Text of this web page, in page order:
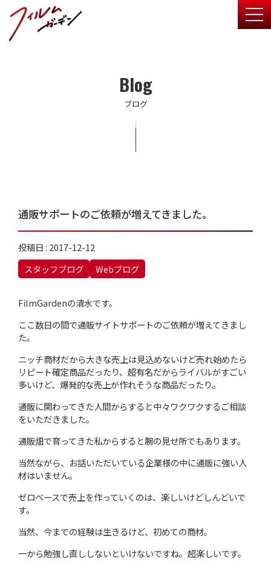
Blog
ブログ
通販サポートのご依頼が増えてきました。
投稿日 : 2017-12-12
スタッフブログ
Webブログ
FilmGardenの清水です。
ここ数日の間で通販サイトサポートのご依頼が増えてきまし
た。
ニッチ商材だから大きな売上は見込めないけど売れ始めたら
リピート確定商品だったり、超有名だからライバルがすごい
多いけど、爆発的な売上が作れそうな商品だったり。
通販に関わってきた人間からすると中々ワクワクするご相談
をいただきました。
通販畑で育ってきた私からすると腕の見せ所でもあります。
当然ながら、お話いただいている企業様の中に通販に強い人
材はいません。
ゼロベースで売上を作っていくのは、楽しいけどしんどいで
す。
当然、今までの経験は生きるけど、初めての商材。
一から勉強し直ししないといけないですね。超楽しいです。